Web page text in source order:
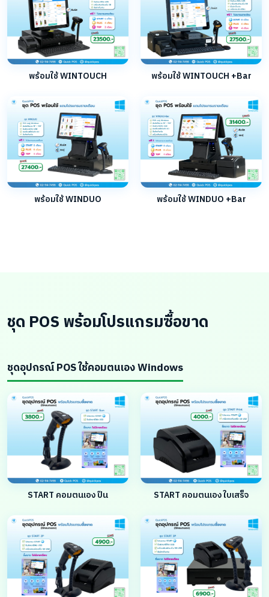
พร้อมใช้ WINTOUCH พร้อมใช้ WINTOUCH +Bar
พร้อมใช้ WINDUO พร้อมใช้ WINDUO +Bar
ชุด POS พร้อมโปรแกรมซื้อขาด
ชุดอุปกรณ์ POS ใช้คอมตนเอง Windows
START คอมตนเอง ปืน START คอมตนเอง ใบเสร็จ